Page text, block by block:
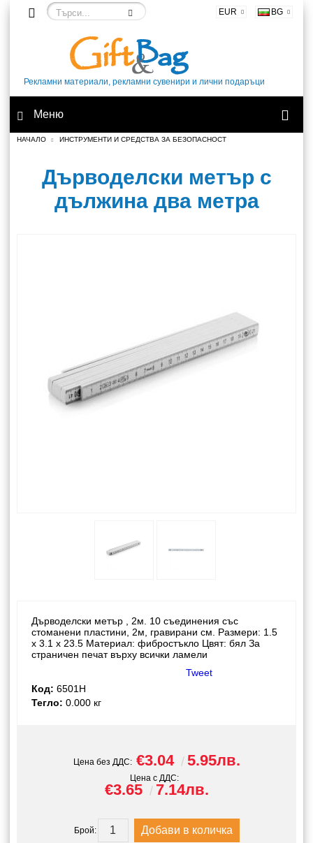
EUR BG
Рекламни материали, рекламни сувенири и лични подаръци
Меню
НАЧАЛО ИНСТРУМЕНТИ И СРЕДСТВА ЗА БЕЗОПАСНОСТ
Дърводелски метър с
дължина два метра
Дърводелски метър , 2м. 10 съединения със
стоманени пластини, 2м, гравирани см. Размери: 1.5
x 3.1 x 23.5 Материал: фибростъкло Цвят: бял За
страничен печат върху всички ламели
Tweet
Код: 6501H
Тегло: 0.000 кг
Цена без ДДС: €3.04 5.95лв.
Цена с ДДС:
€3.65 7.14лв.
Брой: